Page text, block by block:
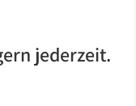
jederzeit.